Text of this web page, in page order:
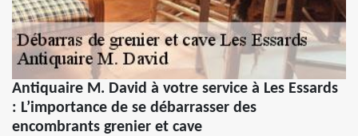
Antiquaire M. David à votre service à Les Essards
: L’importance de se débarrasser des
encombrants grenier et cave